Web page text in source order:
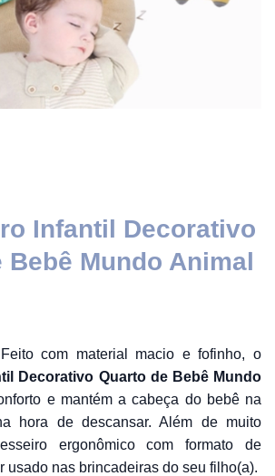
Infantil Decorativo
Bebê Mundo Animal
com material macio e fofinho, o
Decorativo Quarto de Bebê Mundo
e mantém a cabeça do bebê na
hora de descansar. Além de muito
ergonômico com formato de
usado nas brincadeiras do seu filho(a).